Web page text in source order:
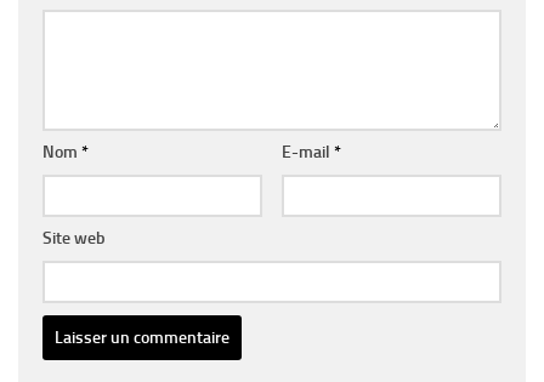
Nom * E-mail *
Site web